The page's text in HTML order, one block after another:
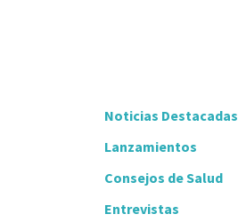
Noticias Destacadas
Lanzamientos
Consejos de Salud
Entrevistas